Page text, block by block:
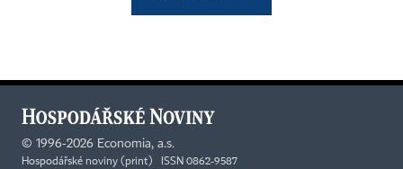
© 1996-2026 Economia, a.s.
Hospodářské noviny (print) ISSN 0862-9587